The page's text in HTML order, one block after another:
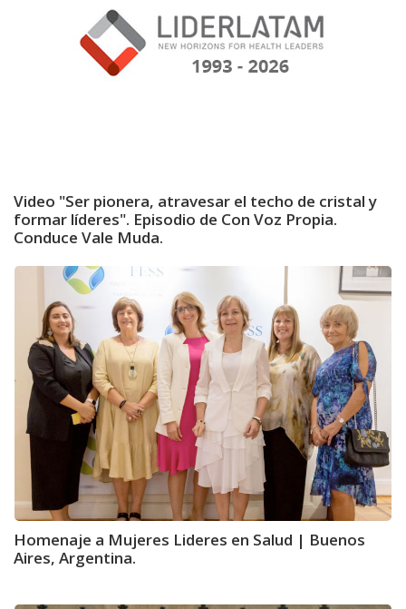
Video "Ser pionera, atravesar el techo de cristal y
formar líderes". Episodio de Con Voz Propia.
Conduce Vale Muda.
Homenaje a Mujeres Lideres en Salud | Buenos
Aires, Argentina.